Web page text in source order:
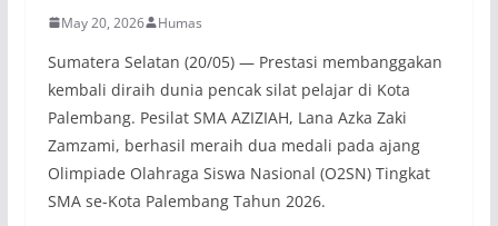
May 20, 2026 Humas
Sumatera Selatan (20/05) — Prestasi membanggakan
kembali diraih dunia pencak silat pelajar di Kota
Palembang. Pesilat SMA AZIZIAH, Lana Azka Zaki
Zamzami, berhasil meraih dua medali pada ajang
Olimpiade Olahraga Siswa Nasional (O2SN) Tingkat
SMA se-Kota Palembang Tahun 2026.